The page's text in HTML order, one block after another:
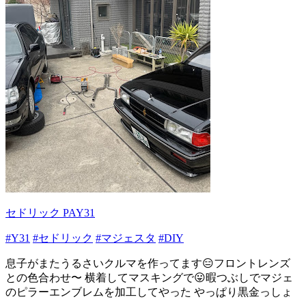
セドリック PAY31
#Y31 #セドリック #マジェスタ #DIY
息子がまたうるさいクルマを作ってます😑フロントレンズ
との色合わせ〜 横着してマスキングで😛暇つぶしでマジェ
のピラーエンブレムを加工してやった やっぱり黒金っしょ